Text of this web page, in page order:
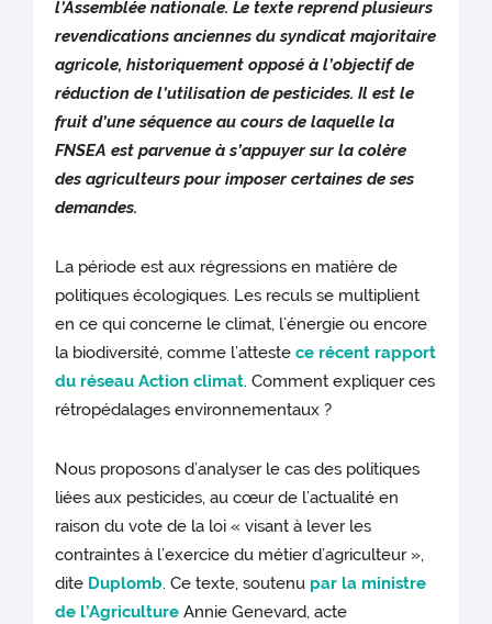
l’Assemblée nationale. Le texte reprend plusieurs
revendications anciennes du syndicat majoritaire
agricole, historiquement opposé à l’objectif de
réduction de l’utilisation de pesticides. Il est le
fruit d’une séquence au cours de laquelle la
FNSEA est parvenue à s’appuyer sur la colère
des agriculteurs pour imposer certaines de ses
demandes.
La période est aux régressions en matière de
politiques écologiques. Les reculs se multiplient
en ce qui concerne le climat, l’énergie ou encore
la biodiversité, comme l’attestece récent rapport
du réseau Action climat. Comment expliquer ces
rétropédalages environnementaux ?
Nous proposons d’analyser le cas des politiques
liées aux pesticides, au cœur de l’actualité en
raison du vote de la loi « visant à lever les
contraintes à l’exercice du métier d’agriculteur »,
dite Duplomb. Ce texte, soutenu par la ministre
de l’Agriculture Annie Genevard, acte